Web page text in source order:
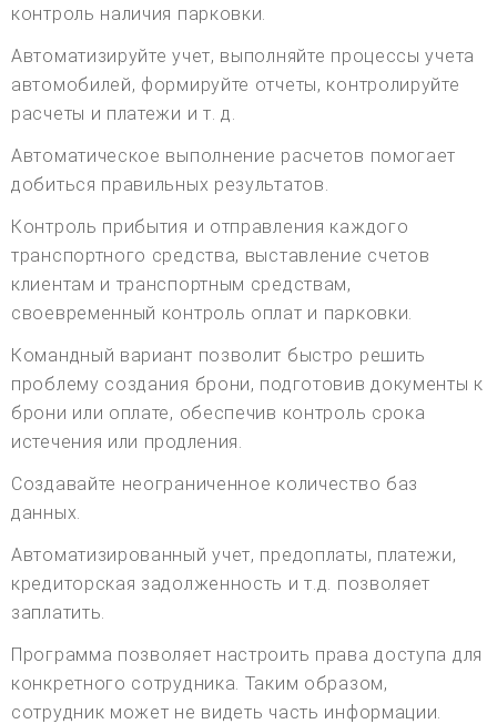
контроль наличия парковки.
Автоматизируйте учет, выполняйте процессы учета
автомобилей, формируйте отчеты, контролируйте
расчеты и платежи и т. д.
Автоматическое выполнение расчетов помогает
добиться правильных результатов.
Контроль прибытия и отправления каждого
транспортного средства, выставление счетов
клиентам и транспортным средствам,
своевременный контроль оплат и парковки.
Командный вариант позволит быстро решить
проблему создания брони, подготовив документы к
брони или оплате, обеспечив контроль срока
истечения или продления.
Создавайте неограниченное количество баз
данных.
Автоматизированный учет, предоплаты, платежи,
кредиторская задолженность и т.д. позволяет
заплатить.
Программа позволяет настроить права доступа для
конкретного сотрудника. Таким образом,
сотрудник может не видеть часть информации.